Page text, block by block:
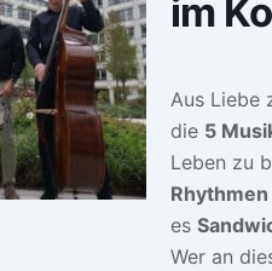
im
Aus Liebe
die 5
Leben zu
Rhythmen
es
Wer an